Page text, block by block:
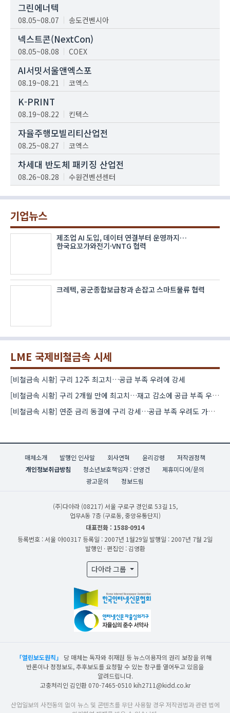
그린에너텍
08.05~08.07 송도컨벤시아
넥스트콘(NextCon)
08.05~08.08 COEX
AI서밋서울앤엑스포
08.19~08.21 코엑스
K-PRINT
08.19~08.22 킨텍스
자율주행모빌리티산업전
08.25~08.27 코엑스
차세대 반도체 패키징 산업전
08.26~08.28 수원컨벤션센터
기업뉴스
제조업 AI 도입, 데이터 연결부터 운영까지…
한국요꼬가와전기·VNTG 협력
크레텍, 공군종합보급창과 손잡고 스마트물류 협력
LME 국제비철금속 시세
[비철금속 시황] 구리 12주 최고치…공급 부족 우려에 강세
[비철금속 시황] 구리 2개월 만에 최고치…재고 감소에 공급 부족 우려 확대
[비철금속 시황] 연준 금리 동결에 구리 강세…공급 부족 우려도 가격 지지
매체소개 발행인 인사말 회사연혁 윤리강령
저작권정책
개인정보취급방침
청소년보호책임자 : 안영건
제휴미디어/문의
광고문의
정보드림
(주)다아라 (08217) 서울 구로구 경인로 53길 15,
업무A동 7층 (구로동, 중앙유통단지)
대표전화 : 1588-0914
등록번호 : 서울 아00317 등록일 : 2007년 1월29일 발행일 : 2007년 7월 2일
발행인 · 편집인 : 김영환
다아라 그룹
「열린보도원칙」
당 매체는 독자와 취재원 등 뉴스이용자의 권리 보장을 위해
반론이나 정정보도, 추후보도를 요청할 수 있는 창구를 열어두고 있음을
알려드립니다.
고충처리인 김인환 070-7465-0510 kih2711@kidd.co.kr
산업일보의 사전동의 없이 뉴스 및 콘텐츠를 무단 사용할 경우 저작권법과 관련 법에